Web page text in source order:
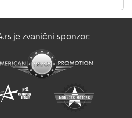
je zvanični sponzor: